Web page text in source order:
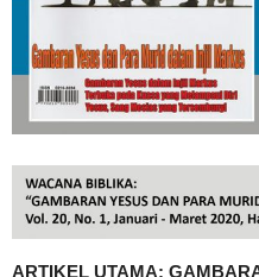
ARTIKEL UTAMA: